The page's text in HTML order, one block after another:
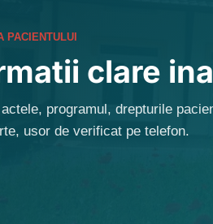
PACIENTULUI
clare
programul, drepturile
usor de verificat pe telefon.